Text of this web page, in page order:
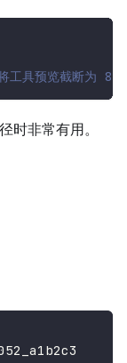
工具预览截断为
时非常有用。